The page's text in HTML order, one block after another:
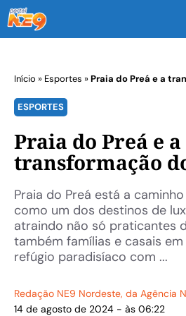
Início » Esportes »Praia do Preá e a
ESPORTES
Praia do Preá e a
transformação
Praia do Preá está a
como um dos destinos de
atraindo não só praticantes
também famílias e casais
refúgio paradisíaco com ...
Redação NE9 Nordeste, da Agência
14 de agosto de 2024 - às 06:22